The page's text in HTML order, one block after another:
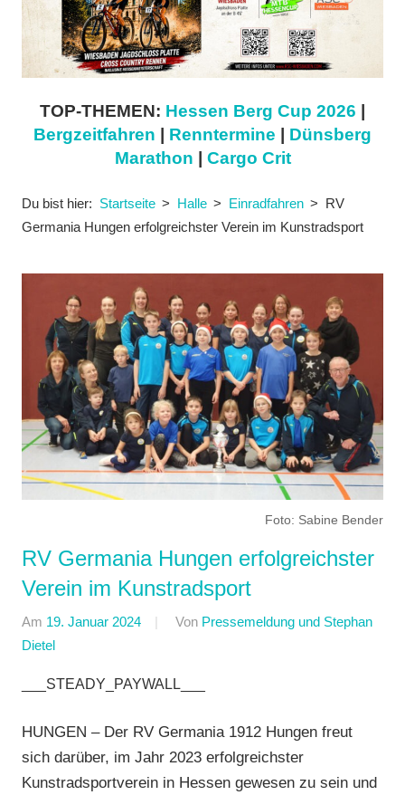
TOP-THEMEN: Hessen Berg Cup 2026 |
Bergzeitfahren | Renntermine | Dünsberg
Marathon | Cargo Crit
Du bist hier: Startseite Halle Einradfahren
RV
Germania Hungen erfolgreichster Verein im Kunstradsport
Foto: Sabine Bender
RV Germania Hungen erfolgreichster
Verein im Kunstradsport
Am 19. Januar 2024 Von Pressemeldung und Stephan
Dietel
Halle,
RVG
Hungen,
Vereine
___STEADY_PAYWALL___
HUNGEN – Der RV Germania 1912 Hungen freut
sich darüber, im Jahr 2023 erfolgreichster
Kunstradsportverein in Hessen gewesen zu sein und